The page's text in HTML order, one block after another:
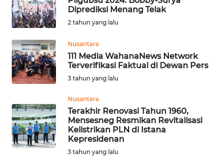
Diprediksi Menang Telak
2 tahun yang lalu
Nusantara
111 Media WahanaNews Network
Terverifikasi Faktual di Dewan Pers
3 tahun yang lalu
Nusantara
Terakhir Renovasi Tahun 1960,
Mensesneg Resmikan Revitalisasi
Kelistrikan PLN di Istana
Kepresidenan
3 tahun yang lalu
CIREBON
WN
INDRAMAYU
WN
KUNINGAN
WN
MAJALENGKA
WN
SUBANG